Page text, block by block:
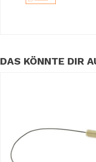
DAS KÖNNTE DIR